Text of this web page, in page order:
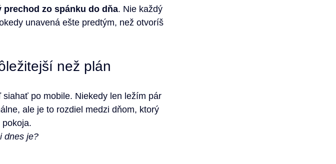
prechod zo spánku do dňa. Nie každý
unavená ešte predtým, než otvoríš
než plán
po mobile. Niekedy len ležím pár
ale je to rozdiel medzi dňom, ktorý
dnes je?